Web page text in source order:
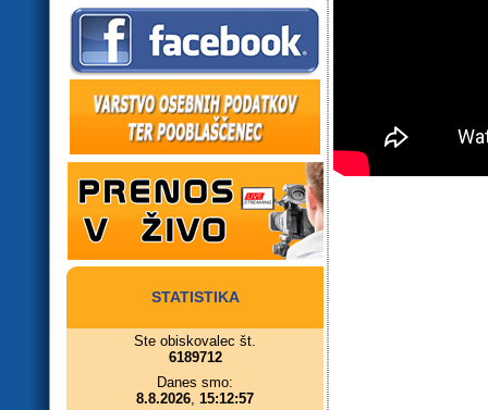
STATISTIKA
Ste obiskovalec št.
6189712
Danes smo:
8.8.2026, 15:12:57